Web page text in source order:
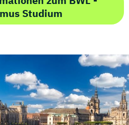
Studium